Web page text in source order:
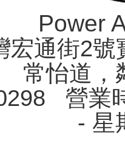
Power
宏通街2
常怡道，
營業
- 星